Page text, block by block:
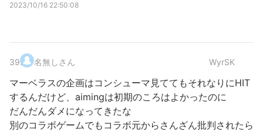
2023/10/16 22:50:08
39. 名無しさん WyrSK
マーベラスの企画はコンシューマ見ててもそれなりにHIT
するんだけど、aimingは初期のころはよかったのに
だんだんダメになってきたな
別のコラボゲームでもコラボ元からさんざん批判されたら